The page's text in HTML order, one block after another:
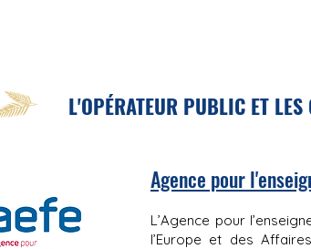
L'OPÉRATEUR PUBLIC ET
Agence pour
L’Agence pour
l’Europe et des